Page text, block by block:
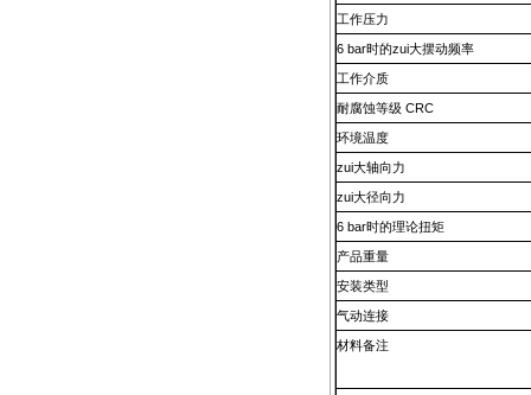
工作压力
6 bar时的zui大摆动频率
工作介质
耐腐蚀等级 CRC
环境温度
zui大轴向力
zui大径向力
6 bar时的理论扭矩
产品重量
安装类型
气动连接
材料备注